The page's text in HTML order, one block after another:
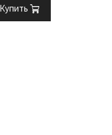
Купить